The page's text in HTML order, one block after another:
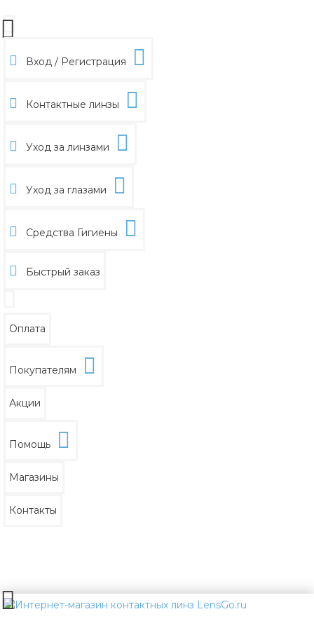
Вход / Регистрация
Контактные линзы
Уход за линзами
Уход за глазами
Средства Гигиены
Быстрый заказ
Оплата
Покупателям
Акции
Помощь
Магазины
Контакты